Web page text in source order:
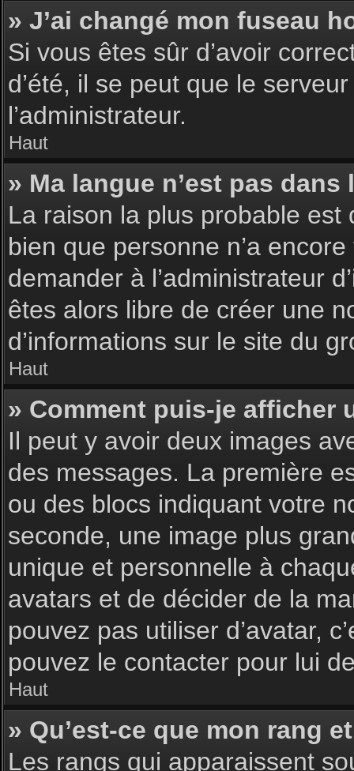
» J’ai changé mon fuseau
Si vous êtes sûr d’avoir
d’été, il se peut que le
l’administrateur.
Haut
» Ma langue n’est pas dans
La raison la plus probable est
bien que personne n’a
demander à l’administrateur
êtes alors libre de créer une
d’informations sur le site du
Haut
» Comment puis-je afficher
Il peut y avoir deux images
des messages. La première
ou des blocs indiquant votre
seconde, une image plus
unique et personnelle à
avatars et de décider de la
pouvez pas utiliser d’avatar,
pouvez le contacter pour lui
Haut
» Qu’est-ce que mon rang
Les rangs qui apparaissent